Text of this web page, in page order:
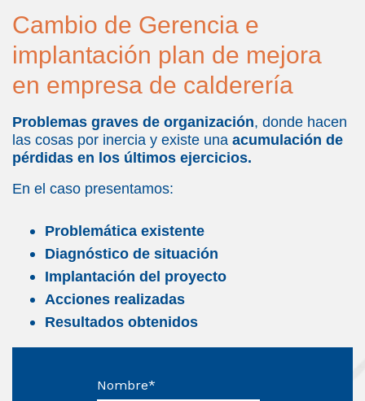
Cambio de Gerencia e
implantación plan de mejora
en empresa de calderería
Problemas graves de organización, donde hacen
las cosas por inercia y existe una acumulación de
pérdidas en los últimos ejercicios.
En el caso presentamos:
Problemática existente
Diagnóstico de situación
Implantación del proyecto
Acciones realizadas
Resultados obtenidos
Nombre*